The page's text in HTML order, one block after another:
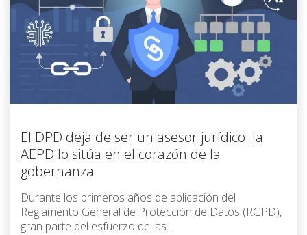
El DPD deja de ser un asesor jurídico: la
AEPD lo sitúa en el corazón de la
gobernanza
Durante los primeros años de aplicación del
Reglamento General de Protección de Datos (RGPD),
gran parte del esfuerzo de las…